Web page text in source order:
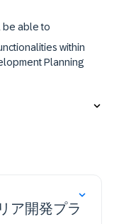
be able to
within
Planning
ア開発プラ